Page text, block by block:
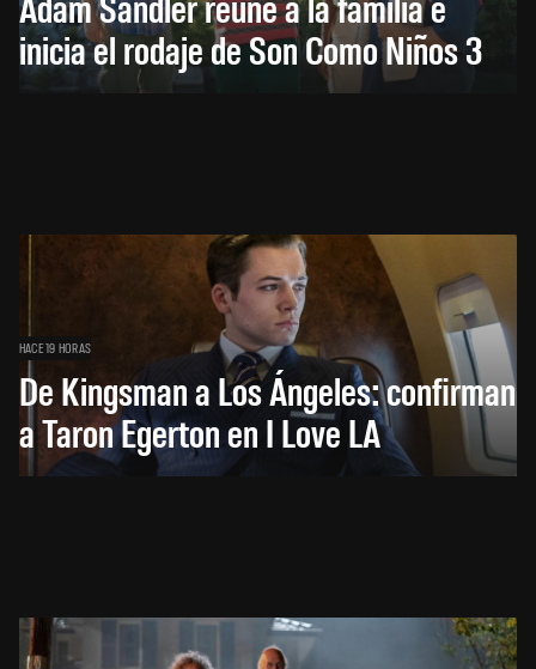
inicia el rodaje de Son Como Niños 3
HACE 19 HORAS
De Kingsman a Los Ángeles: confirman
a Taron Egerton en I Love LA